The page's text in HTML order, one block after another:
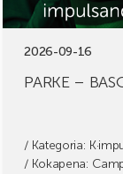
2026-09-16
PARKE –
/ Kategoria:
/ Kokapena: